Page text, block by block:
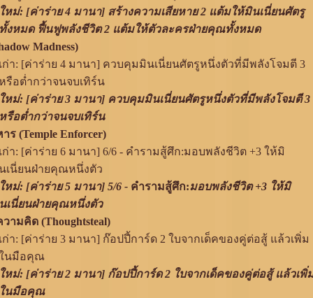
หม่: [ค่าร่าย 4 มานา] สร้างความเสียหาย 2 แต้มให้มินเนี่ยนศัตรู
งหมด ฟื้นฟูพลังชีวิต 2 แต้มให้ตัวละครฝ่ายคุณทั้งหมด
Madness)
ก่า: [ค่าร่าย 4 มานา] ควบคุมมินเนี่ยนศัตรูหนึ่งตัวที่มีพลังโจมตี 3
รือต่ำกว่าจนจบเทิร์น
หม่: [ค่าร่าย 3 มานา] ควบคุมมินเนี่ยนศัตรูหนึ่งตัวที่มีพลังโจมตี 3
รือต่ำกว่าจนจบเทิร์น
ร (Temple Enforcer)
ก่า: [ค่าร่าย 6 มานา] 6/6 - คำรามสู้ศึก:มอบพลังชีวิต +3 ให้มิ
เนี่ยนฝ่ายคุณหนึ่งตัว
หม่: [ค่าร่าย 5 มานา] 5/6 - คำรามสู้ศึก:มอบพลังชีวิต +3 ให้มิ
เนี่ยนฝ่ายคุณหนึ่งตัว
ามคิด (Thoughtsteal)
ก่า: [ค่าร่าย 3 มานา] ก๊อปปี้การ์ด 2 ใบจากเด็คของคู่ต่อสู้ แล้วเพิ่ม
นมือคุณ
หม่: [ค่าร่าย 2 มานา] ก๊อปปี้การ์ด 2 ใบจากเด็คของคู่ต่อสู้ แล้วเพิ่
นมือคุณ